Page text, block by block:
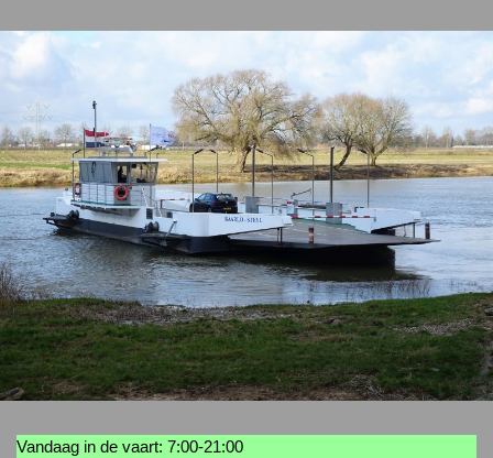
Vandaag in de vaart: 7:00-21:00